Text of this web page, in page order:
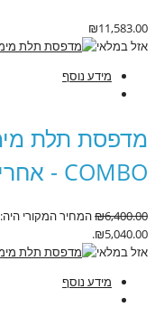
₪11,583.00
אזל במלאי
מידע נוסף
COMBO - אחריות יבואן רשמי
₪6,400.00 המחיר המקורי היה: ₪6,400.00.
₪5,040.00.
אזל במלאי
מידע נוסף